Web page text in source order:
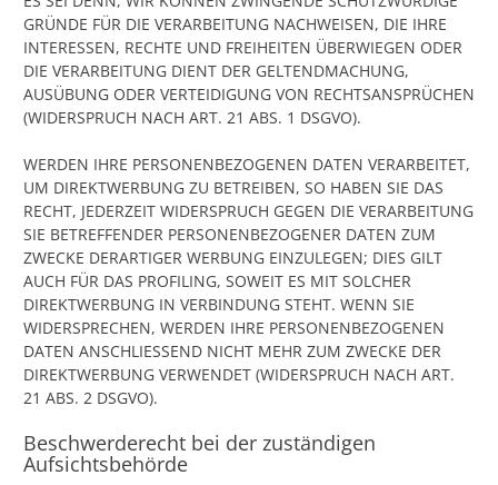
GRÜNDE FÜR DIE VERARBEITUNG NACHWEISEN, DIE IHRE
INTERESSEN, RECHTE UND FREIHEITEN ÜBERWIEGEN ODER
DIE VERARBEITUNG DIENT DER GELTENDMACHUNG,
AUSÜBUNG ODER VERTEIDIGUNG VON RECHTSANSPRÜCHEN
(WIDERSPRUCH NACH ART. 21 ABS. 1 DSGVO).
WERDEN IHRE PERSONENBEZOGENEN DATEN VERARBEITET,
UM DIREKTWERBUNG ZU BETREIBEN, SO HABEN SIE DAS
RECHT, JEDERZEIT WIDERSPRUCH GEGEN DIE VERARBEITUNG
SIE BETREFFENDER PERSONENBEZOGENER DATEN ZUM
ZWECKE DERARTIGER WERBUNG EINZULEGEN; DIES GILT
AUCH FÜR DAS PROFILING, SOWEIT ES MIT SOLCHER
DIREKTWERBUNG IN VERBINDUNG STEHT. WENN SIE
WIDERSPRECHEN, WERDEN IHRE PERSONENBEZOGENEN
DATEN ANSCHLIESSEND NICHT MEHR ZUM ZWECKE DER
DIREKTWERBUNG VERWENDET (WIDERSPRUCH NACH ART.
21 ABS. 2 DSGVO).
Beschwerderecht bei der zuständigen
Aufsichtsbehörde